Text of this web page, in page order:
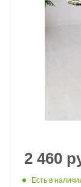
2 460
Есть в